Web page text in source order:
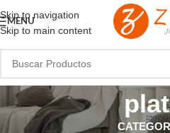
Skip to navigation
Skip to main content
MENU